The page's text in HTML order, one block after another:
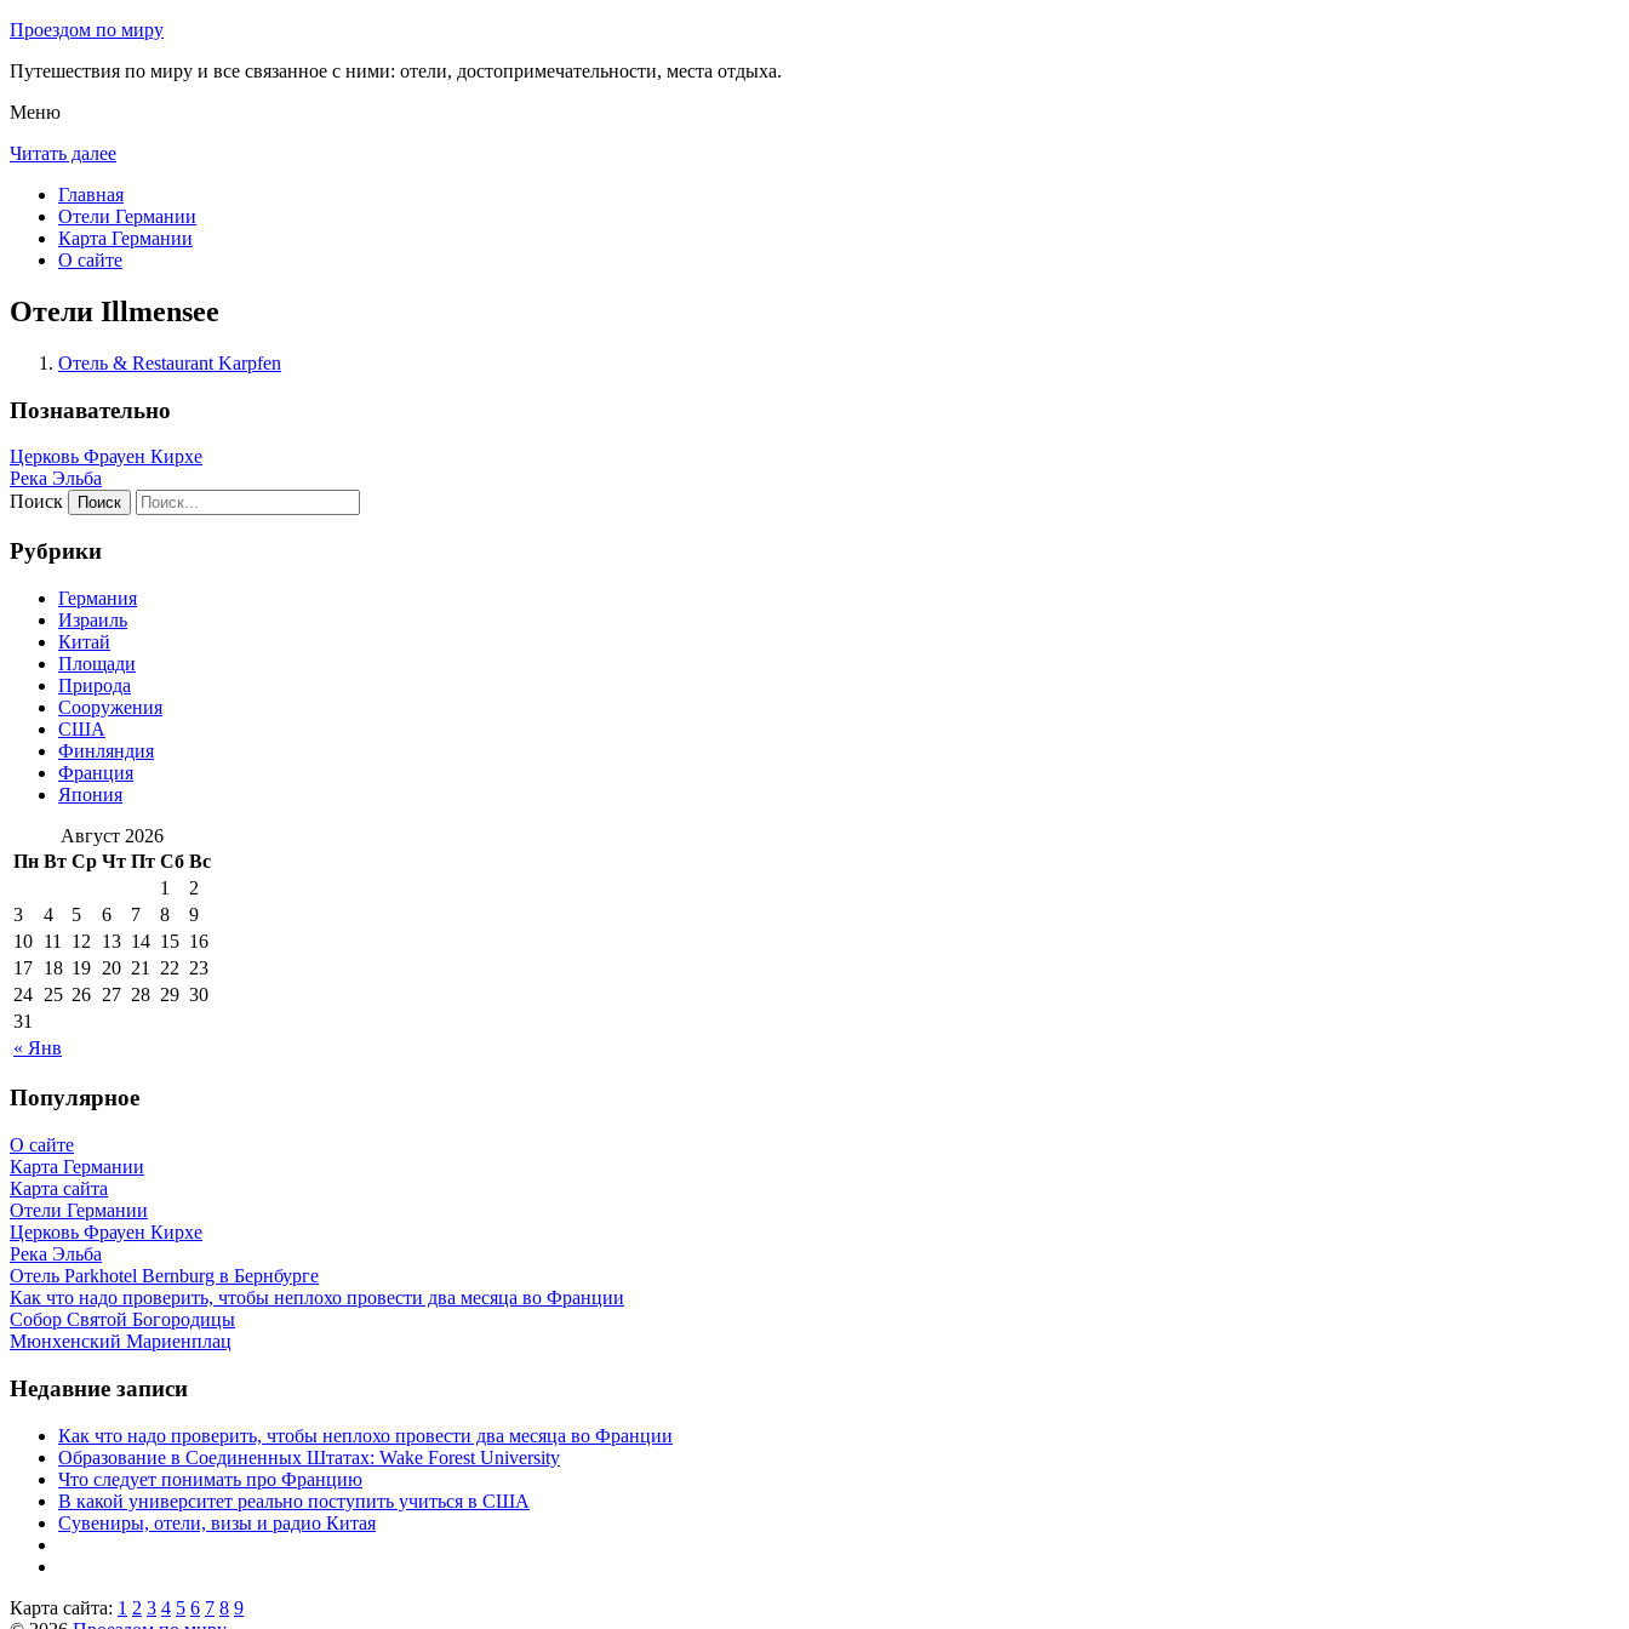
Проездом по миру
Путешествия по миру и все связанное с ними: отели, достопримечательности, места отдыха.
Меню
Читать далее
Главная
Отели Германии
Карта Германии
О сайте
Отели Illmensee
Отель & Restaurant Karpfen
Познавательно
Церковь Фрауен Кирхе
Река Эльба
Поиск
Рубрики
Германия
Израиль
Китай
Площади
Природа
Сооружения
США
Финляндия
Франция
Япония
Август 2026
Пн Вт Ср Чт Пт Сб Вс
« Янв
1
2
3
4 5 6 7 8
9
10 11 12 13 14 15 16
17 18 19 20 21 22 23
24 25 26 27 28 29 30
31
Популярное
О сайте
Карта Германии
Карта сайта
Отели Германии
Церковь Фрауен Кирхе
Река Эльба
Отель Parkhotel Bernburg в Бернбурге
Как что надо проверить, чтобы неплохо провести два месяца во Франции
Собор Святой Богородицы
Мюнхенский Мариенплац
Недавние записи
Как что надо проверить, чтобы неплохо провести два месяца во Франции
Образование в Соединенных Штатах: Wake Forest University
Что следует понимать про Францию
В какой университет реально поступить учиться в США
Сувениры, отели, визы и радио Китая
Карта сайта: 1 2 3 4 5 6 7 8 9